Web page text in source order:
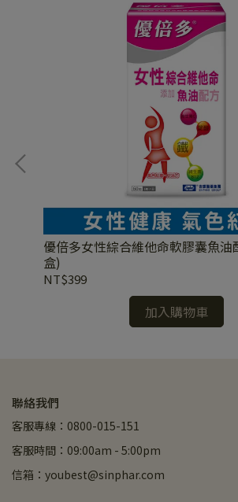
優倍多女性綜合維他命軟膠囊魚
盒)
NT$399
加入購物車
聯絡我們
客服專線：0800-015-151
客服時間：09:00am - 5:00pm
信箱：youbest@sinphar.com